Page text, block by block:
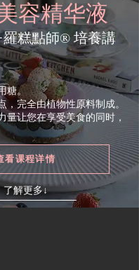
容精华液
羅糕點師® 培養講
糖。
，完全由植物性原料制成。
量让您在享受美食的同时，
看课程详情
了解更多↓